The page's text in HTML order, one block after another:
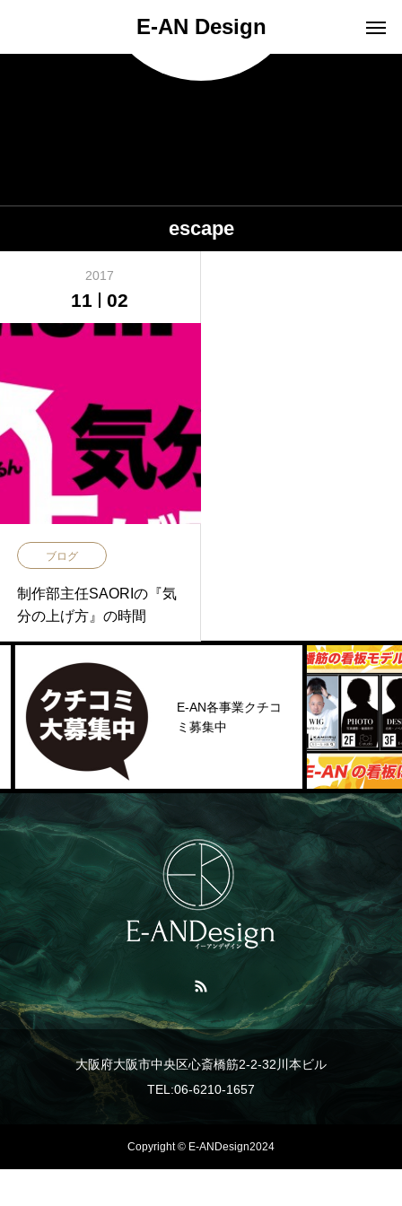
E-AN Design
escape
2017
11 02
ブログ
制作部主任SAORIの『気
分の上げ方』の時間
E-AN各事業クチコ
ミ募集中
大阪府大阪市中央区心斎橋筋2-2-32川本ビル
TEL:06-6210-1657
Copyright © E-ANDesign2024